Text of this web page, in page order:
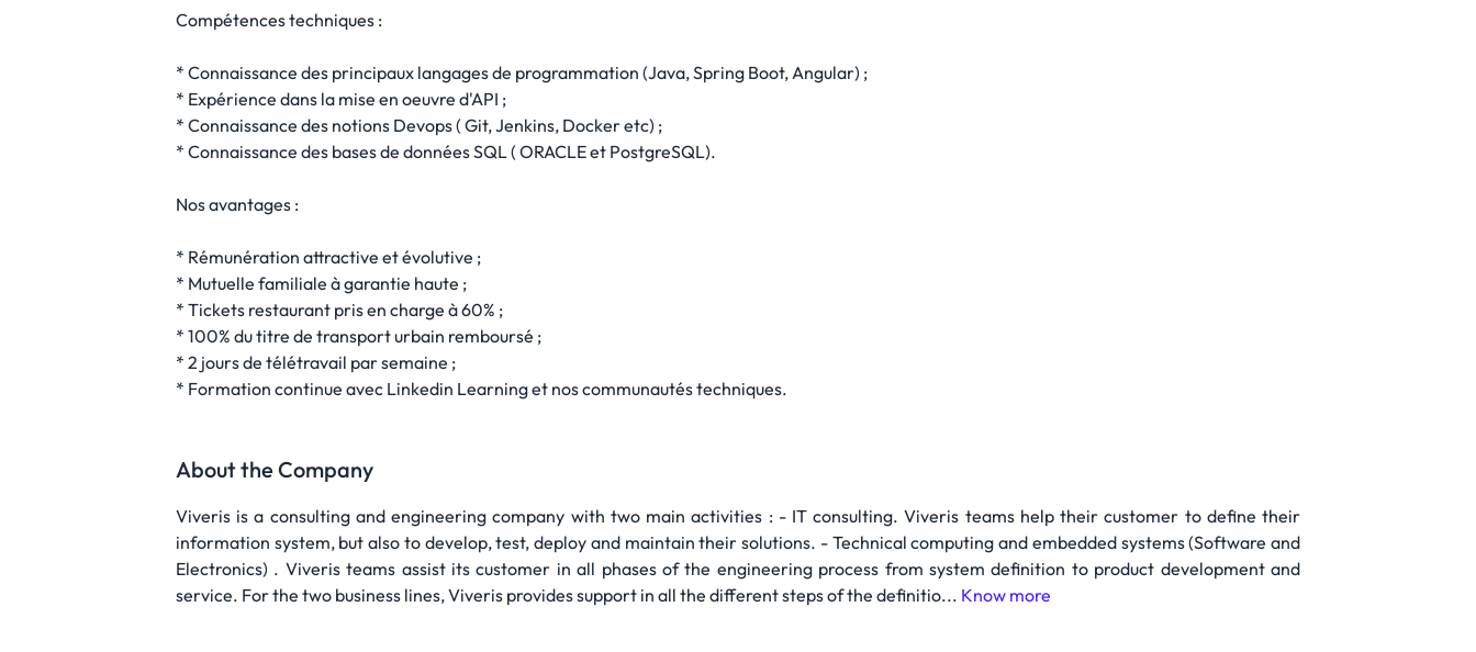
Compétences techniques :
* Connaissance des principaux langages de programmation (Java, Spring Boot, Angular) ;
* Expérience dans la mise en oeuvre d'API ;
* Connaissance des notions Devops ( Git, Jenkins, Docker etc) ;
* Connaissance des bases de données SQL ( ORACLE et PostgreSQL).
Nos avantages :
* Rémunération attractive et évolutive ;
* Mutuelle familiale à garantie haute ;
* Tickets restaurant pris en charge à 60% ;
* 100% du titre de transport urbain remboursé ;
* 2 jours de télétravail par semaine ;
* Formation continue avec Linkedin Learning et nos communautés techniques.
About the Company
Viveris is a consulting and engineering company with two main activities : - IT consulting. Viveris teams help their customer to define their
information system, but also to develop, test, deploy and maintain their solutions. - Technical computing and embedded systems (Software and
Electronics) . Viveris teams assist its customer in all phases of the engineering process from system definition to product development and
service. For the two business lines, Viveris provides support in all the different steps of the definitio... Know more